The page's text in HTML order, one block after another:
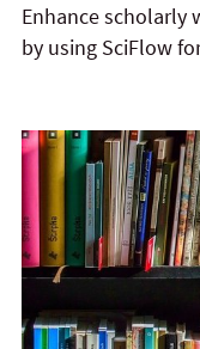
Enhance scholarly
by using SciFlow